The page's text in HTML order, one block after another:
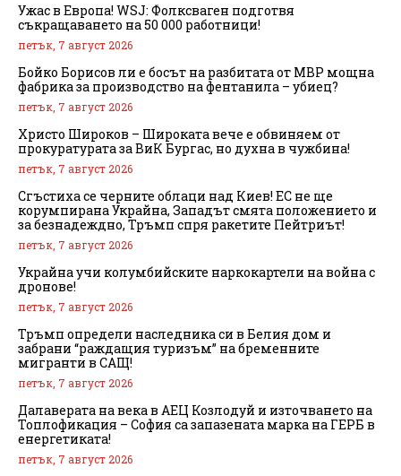
Ужас в Европа! WSJ: Фолксваген подготвя
съкращаването на 50 000 работници!
петък, 7 август 2026
Бойко Борисов ли е босът на разбитата от МВР мощна
фабрика за производство на фентанила – убиец?
петък, 7 август 2026
Христо Широков – Широката вече е обвиняем от
прокуратурата за ВиК Бургас, но духна в чужбина!
петък, 7 август 2026
Сгъстиха се черните облаци над Киев! ЕС не ще
корумпирана Украйна, Западът смята положението и
за безнадеждно, Тръмп спря ракетите Пейтриът!
петък, 7 август 2026
Украйна учи колумбийските наркокартели на война с
дронове!
петък, 7 август 2026
Тръмп определи наследника си в Белия дом и
забрани “раждащия туризъм” на бременните
мигранти в САЩ!
петък, 7 август 2026
Далаверата на века в АЕЦ Козлодуй и източването на
Топлофикация – София са запазената марка на ГЕРБ в
енергетиката!
петък, 7 август 2026